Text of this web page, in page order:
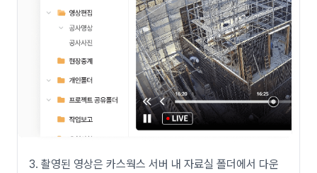
3. 촬영된 영상은 카스웍스 서버 내 자료실 폴더에서 다운